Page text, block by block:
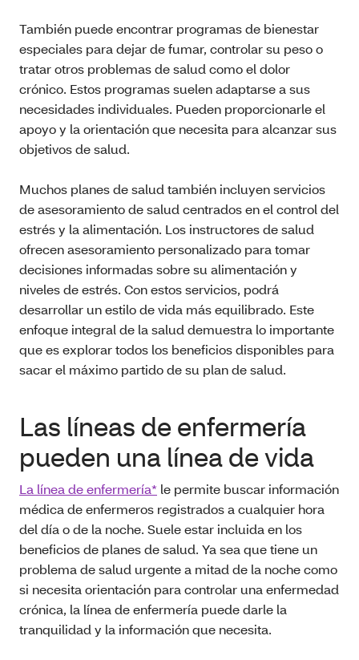
También puede encontrar programas de bienestar
especiales para dejar de fumar, controlar su peso o
tratar otros problemas de salud como el dolor
crónico. Estos programas suelen adaptarse a sus
necesidades individuales. Pueden proporcionarle el
apoyo y la orientación que necesita para alcanzar sus
objetivos de salud.
Muchos planes de salud también incluyen servicios
de asesoramiento de salud centrados en el control del
estrés y la alimentación. Los instructores de salud
ofrecen asesoramiento personalizado para tomar
decisiones informadas sobre su alimentación y
niveles de estrés. Con estos servicios, podrá
desarrollar un estilo de vida más equilibrado. Este
enfoque integral de la salud demuestra lo importante
que es explorar todos los beneficios disponibles para
sacar el máximo partido de su plan de salud.
Las líneas de enfermería
pueden una línea de vida
La línea de enfermería* le permite buscar información
médica de enfermeros registrados a cualquier hora
del día o de la noche. Suele estar incluida en los
beneficios de planes de salud. Ya sea que tiene un
problema de salud urgente a mitad de la noche como
si necesita orientación para controlar una enfermedad
crónica, la línea de enfermería puede darle la
tranquilidad y la información que necesita.